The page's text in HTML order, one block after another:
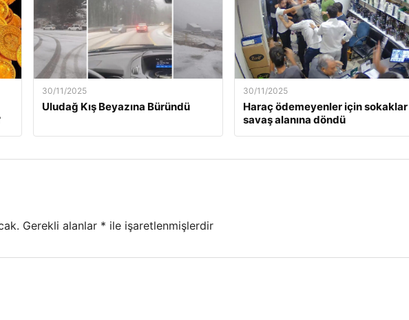
30/11/2025
Uludağ Kış Beyazına Büründü
30/11/2025
Haraç ödemeyenler için sokaklar
savaş alanına döndü
Gerekli alanlar * ile işaretlenmişlerdir